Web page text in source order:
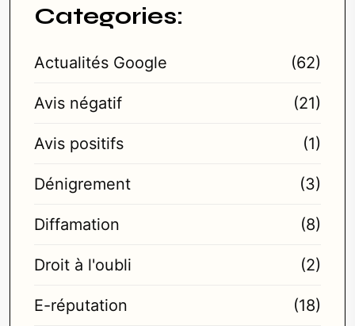
Categories:
Actualités Google (62)
Avis négatif (21)
Avis positifs (1)
Dénigrement (3)
Diffamation (8)
Droit à l'oubli (2)
E-réputation (18)